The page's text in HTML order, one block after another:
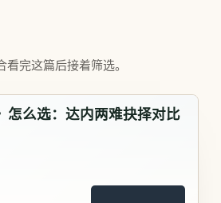
完这篇后接着筛选。
怎么选：达内两难抉择对比